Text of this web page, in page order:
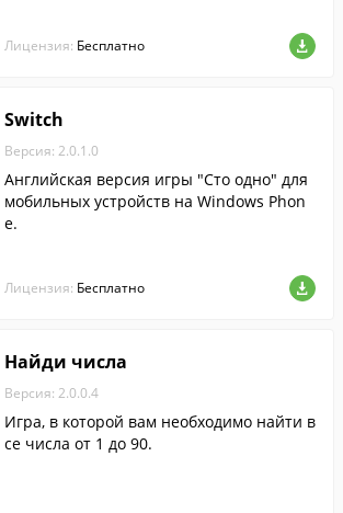
Лицензия: Бесплатно
Switch
Версия: 2.0.1.0
Английская версия игры "Сто одно" для
мобильных устройств на Windows Phon
e.
Лицензия: Бесплатно
Найди числа
Версия: 2.0.0.4
Игра, в которой вам необходимо найти в
се числа от 1 до 90.